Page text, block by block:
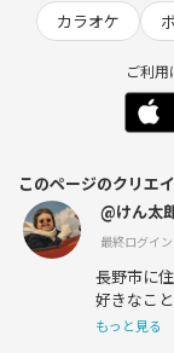
カラオケ
ご利
このページのクリエ
@けん太
最終ログイ
長野市に
好きなこ
長野市カ
もっと見る